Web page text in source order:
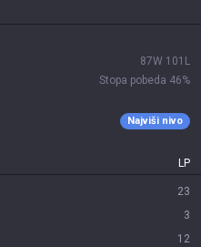
87W 101 L
Stopa pobeda 46%
Najviši nivo
LP
23
3
12